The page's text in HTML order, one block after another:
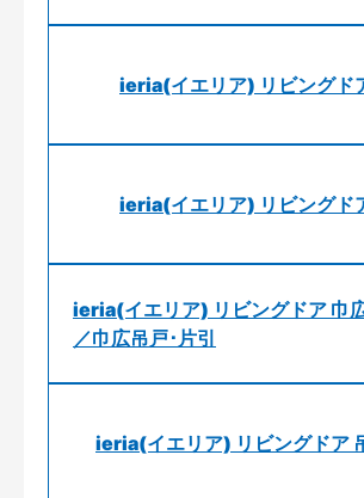
ieria(イエリア) リビングド
ieria(イエリア) リビングド
ieria(イエリア) リビングドア 巾
／巾広吊戸･片引
ieria(イエリア) リビングドア